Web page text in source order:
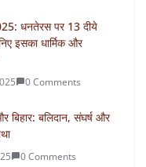
धनतेरस पर 13 दीये
इसका धार्मिक और
0 Comments
बिहार: बलिदान, संघर्ष और
0 Comments